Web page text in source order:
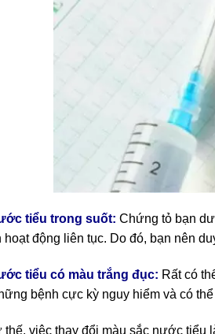
tiểu trong suốt: Chứng tỏ bạn
hoạt động liên tục. Do đó, bạn nên
tiểu có màu trắng đục: Rất có
bệnh cực kỳ nguy hiểm và có
thế, việc thay đổi màu sắc nước tiểu